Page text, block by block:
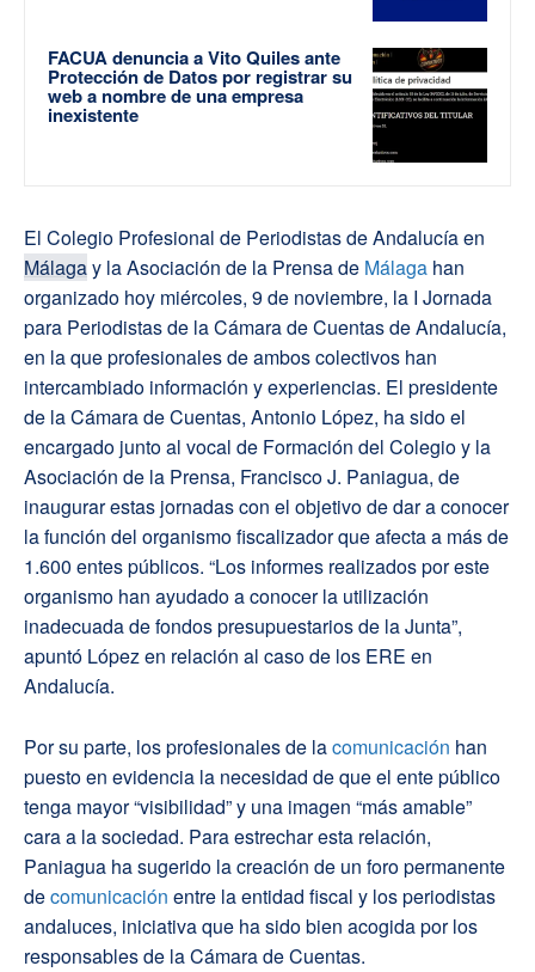
FACUA denuncia a Vito Quiles ante
Protección de Datos por registrar su
web a nombre de una empresa
inexistente
El Colegio Profesional de Periodistas de Andalucía en
Málagay la Asociación de la Prensa de Málaga han
organizado hoy miércoles, 9 de noviembre, la I Jornada
para Periodistas de la Cámara de Cuentas de Andalucía,
en la que profesionales de ambos colectivos han
intercambiado información y experiencias. El presidente
de la Cámara de Cuentas, Antonio López, ha sido el
encargado junto al vocal de Formación del Colegio y la
Asociación de la Prensa, Francisco J. Paniagua, de
inaugurar estas jornadas con el objetivo de dar a conocer
la función del organismo fiscalizador que afecta a más de
1.600 entes públicos. “Los informes realizados por este
organismo han ayudado a conocer la utilización
inadecuada de fondos presupuestarios de la Junta”,
apuntó López en relación al caso de los ERE en
Andalucía.
Por su parte, los profesionales de lacomunicación han
puesto en evidencia la necesidad de que el ente público
tenga mayor “visibilidad” y una imagen “más amable”
cara a la sociedad. Para estrechar esta relación,
Paniagua ha sugerido la creación de un foro permanente
decomunicación entre la entidad fiscal y los periodistas
andaluces, iniciativa que ha sido bien acogida por los
responsables de la Cámara de Cuentas.